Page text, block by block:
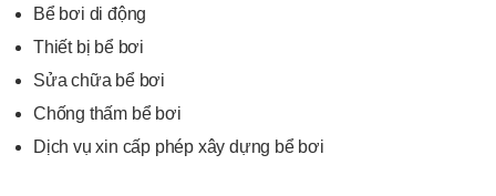
Bể bơi di động
Thiết bị bể bơi
Sửa chữa bể bơi
Chống thấm bể bơi
Dịch vụ xin cấp phép xây dựng bể bơi